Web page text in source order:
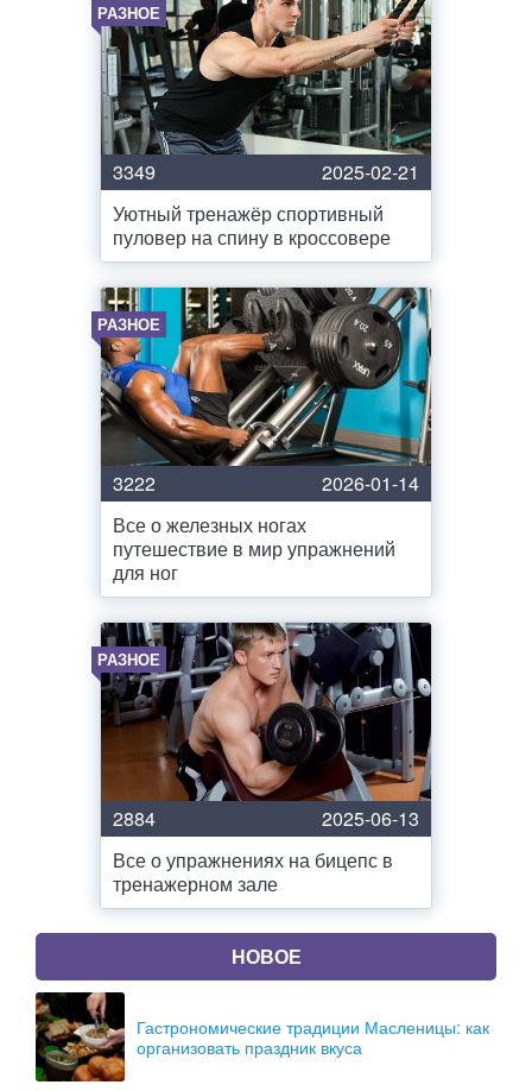
РАЗНОЕ
3349
2025-02-21
Уютный тренажёр спортивный
пуловер на спину в кроссовере
РАЗНОЕ
3222
2026-01-14
Все о железных ногах
путешествие в мир упражнений
для ног
РАЗНОЕ
2884
2025-06-13
Все о упражнениях на бицепс в
тренажерном зале
НОВОЕ
Гастрономические традиции Масленицы: как
организовать праздник вкуса